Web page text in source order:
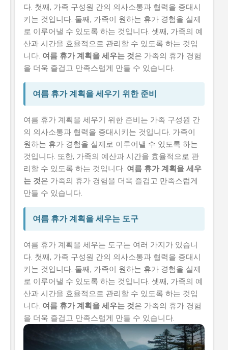
다. 첫째, 가족 구성원 간의 의사소통과 협력을 증대시
키는 것입니다. 둘째, 가족이 원하는 휴가 경험을 실제
로 이루어낼 수 있도록 하는 것입니다. 셋째, 가족의 예
산과 시간을 효율적으로 관리할 수 있도록 하는 것입
니다. 여름 휴가 계획을 세우는 것은 가족의 휴가 경험
을 더욱 즐겁고 만족스럽게 만들 수 있습니다.
여름 휴가 계획을 세우기 위한 준비
여름 휴가 계획을 세우기 위한 준비는 가족 구성원 간
의 의사소통과 협력을 증대시키는 것입니다. 가족이
원하는 휴가 경험을 실제로 이루어낼 수 있도록 하는
것입니다. 또한, 가족의 예산과 시간을 효율적으로 관
리할 수 있도록 하는 것입니다. 여름 휴가 계획을 세우
는 것은 가족의 휴가 경험을 더욱 즐겁고 만족스럽게
만들 수 있습니다.
여름 휴가 계획을 세우는 도구
여름 휴가 계획을 세우는 도구는 여러 가지가 있습니
다. 첫째, 가족 구성원 간의 의사소통과 협력을 증대시
키는 것입니다. 둘째, 가족이 원하는 휴가 경험을 실제
로 이루어낼 수 있도록 하는 것입니다. 셋째, 가족의 예
산과 시간을 효율적으로 관리할 수 있도록 하는 것입
니다. 여름 휴가 계획을 세우는 것은 가족의 휴가 경험
을 더욱 즐겁고 만족스럽게 만들 수 있습니다.